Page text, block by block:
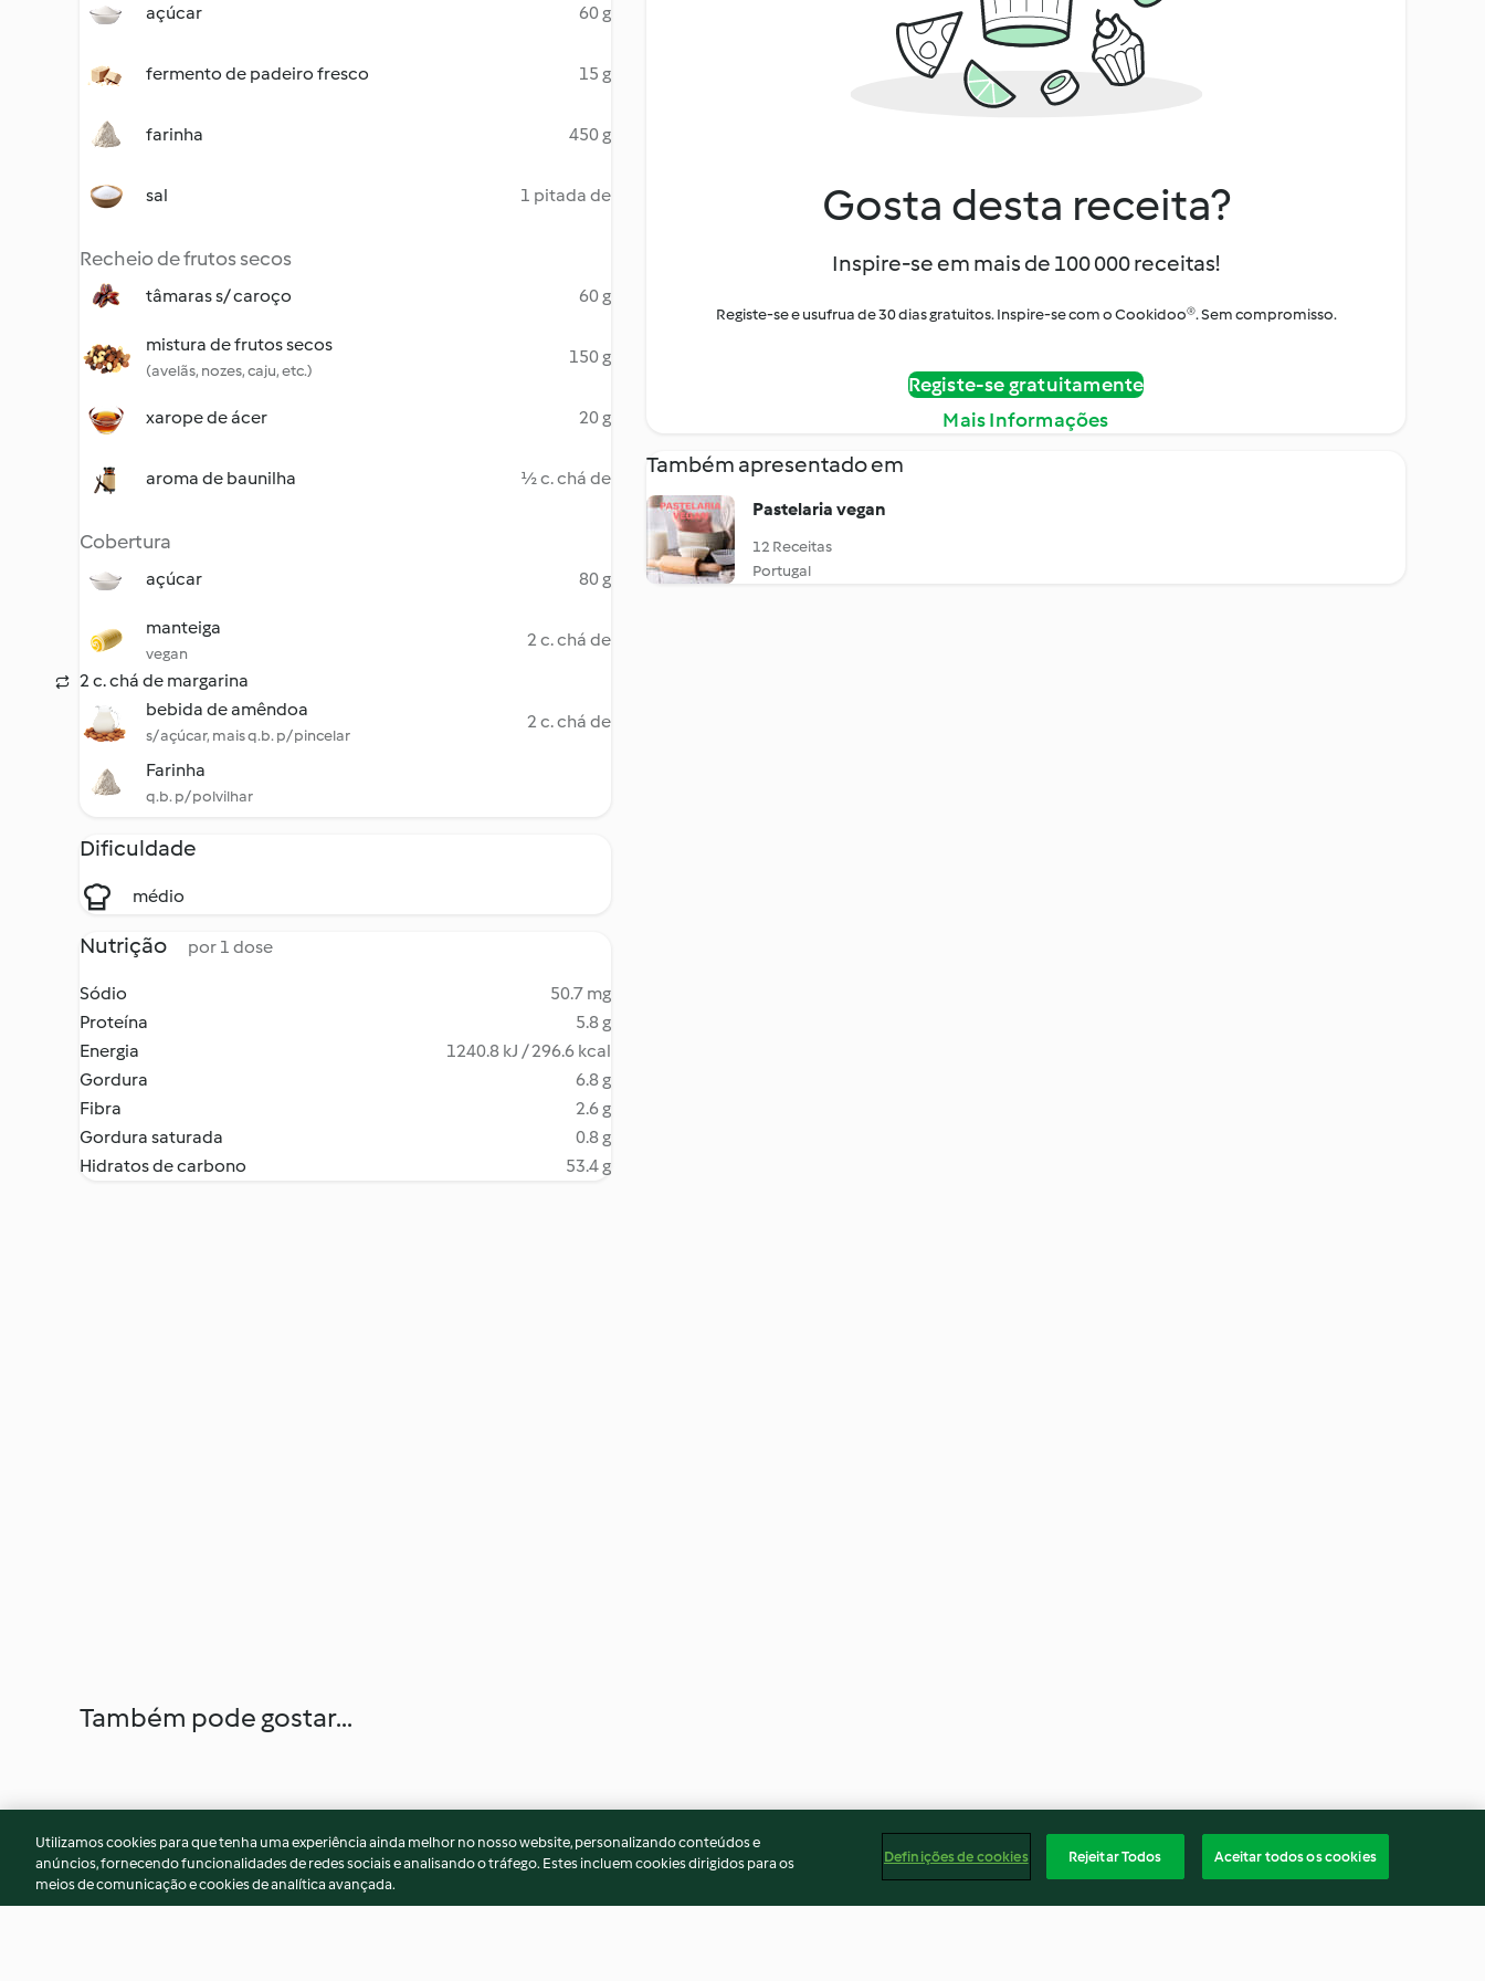
açúcar 60 g
fermento de padeiro fresco 15 g
farinha 450 g
sal 1 pitada de
Recheio de frutos secos
tâmaras s/ caroço 60 g
mistura de frutos secos
(avelãs, nozes, caju, etc.)
150 g
xarope de ácer 20 g
aroma de baunilha ½ c. chá de
Cobertura
açúcar 80 g
manteiga
vegan
2 c. chá de
2 c. chá de margarina
bebida de amêndoa
s/ açúcar, mais q.b. p/ pincelar
2 c. chá de
Farinha
q.b. p/ polvilhar
Dificuldade
médio
Nutrição por 1 dose
Sódio
50.7 mg
Proteína
5.8 g
Energia
1240.8 kJ / 296.6 kcal
Gordura
6.8 g
Fibra
2.6 g
Gordura saturada
0.8 g
Hidratos de carbono
53.4 g
Gosta desta receita?
Inspire-se em mais de 100 000 receitas!
Registe-se e usufrua de 30 dias gratuitos. Inspire-se com o Cookidoo®. Sem compromisso.
Registe-se gratuitamente
Mais Informações
Também apresentado em
Pastelaria vegan
12 Receitas
Portugal
Também pode gostar...
Utilizamos cookies para que tenha uma experiência ainda melhor no nosso website, personalizando conteúdos e
anúncios, fornecendo funcionalidades de redes sociais e analisando o tráfego. Estes incluem cookies dirigidos para os
meios de comunicação e cookies de analítica avançada.
Definições de cookies Rejeitar Todos Aceitar todos os cookies